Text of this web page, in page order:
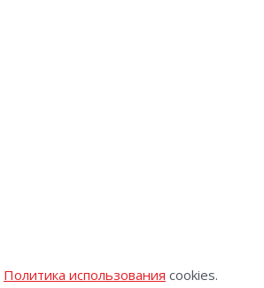
Политика использования cookies.